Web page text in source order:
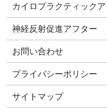
カイロプラクティック
神経反射促進アフター
お問い合わせ
プライバシーポリシー
サイトマップ